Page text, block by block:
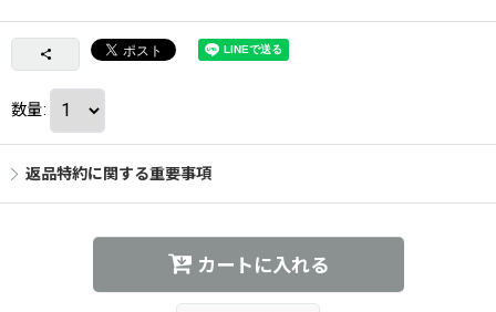
数量:
返品特約に関する重要事項
カートに入れる